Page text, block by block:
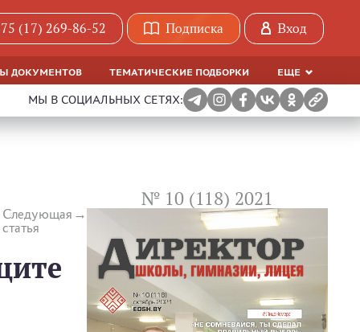
(17) 269-86-52 Подписка Вход
ДОКУМЕНТОВ ТЕМАТИЧЕСКИЕ ПОДБОРКИ ЕЩЕ
МЫ В СОЦИАЛЬНЫХ СЕТЯХ:
Следующая
статья
№ 10 (118) 2021